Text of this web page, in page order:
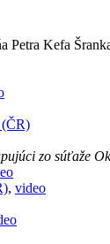
Petra Kefa
(ČR)
zo súťaže
, video